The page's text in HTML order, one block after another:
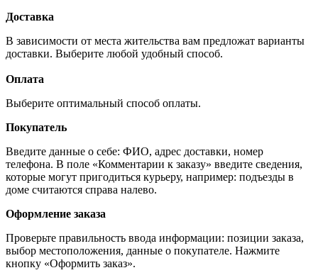
Доставка
В зависимости от места жительства вам предложат варианты
доставки. Выберите любой удобный способ.
Оплата
Выберите оптимальный способ оплаты.
Покупатель
Введите данные о себе: ФИО, адрес доставки, номер
телефона. В поле «Комментарии к заказу» введите сведения,
которые могут пригодиться курьеру, например: подъезды в
доме считаются справа налево.
Оформление заказа
Проверьте правильность ввода информации: позиции заказа,
выбор местоположения, данные о покупателе. Нажмите
кнопку «Оформить заказ».